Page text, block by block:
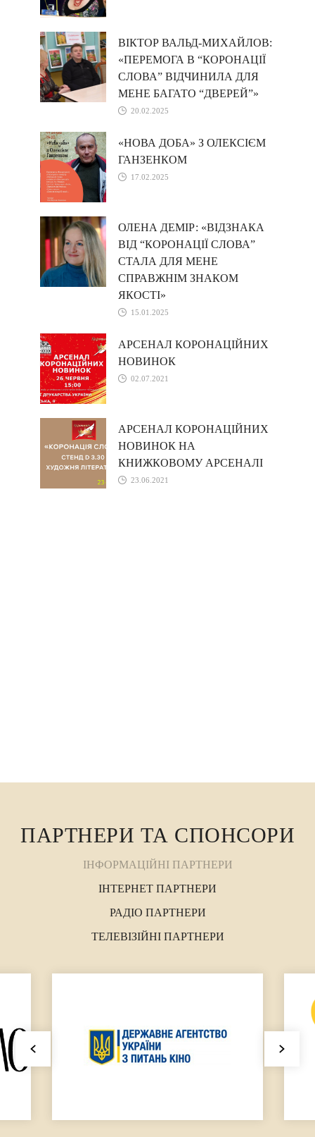
ВІКТОР ВАЛЬД-МИХАЙЛОВ:
«ПЕРЕМОГА В “КОРОНАЦІЇ
СЛОВА” ВІДЧИНИЛА ДЛЯ
МЕНЕ БАГАТО “ДВЕРЕЙ”»
20.02.2025
«НОВА ДОБА» З ОЛЕКСІЄМ
ГАНЗЕНКОМ
17.02.2025
ОЛЕНА ДЕМІР: «ВІДЗНАКА
ВІД “КОРОНАЦІЇ СЛОВА”
СТАЛА ДЛЯ МЕНЕ
СПРАВЖНІМ ЗНАКОМ
ЯКОСТІ»
15.01.2025
АРСЕНАЛ КОРОНАЦІЙНИХ
НОВИНОК
02.07.2021
АРСЕНАЛ КОРОНАЦІЙНИХ
НОВИНОК НА
КНИЖКОВОМУ АРСЕНАЛІ
23.06.2021
ПАРТНЕРИ ТА СПОНСОРИ
ІНФОРМАЦІЙНІ ПАРТНЕРИ
ІНТЕРНЕТ ПАРТНЕРИ
РАДІО ПАРТНЕРИ
ТЕЛЕВІЗІЙНІ ПАРТНЕРИ